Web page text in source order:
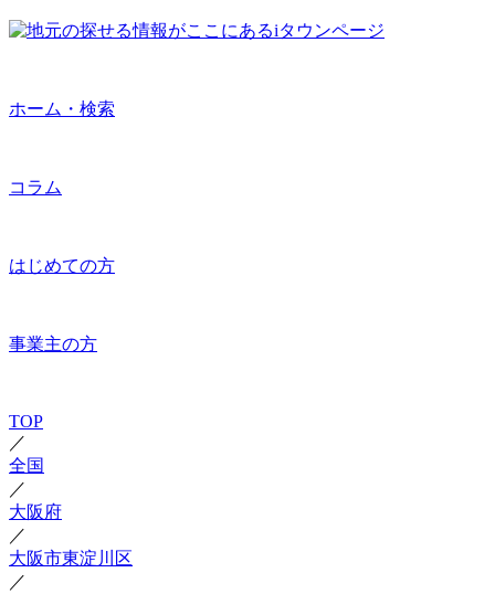
ホーム・検索
コラム
はじめての方
事業主の方
TOP
／
全国
／
大阪府
／
大阪市東淀川区
／